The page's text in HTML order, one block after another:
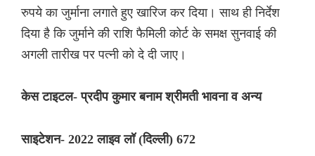
रुपये का जुर्माना लगाते हुए खारिज कर दिया। साथ ही निर्देश
दिया है कि जुर्माने की राशि फैमिली कोर्ट के समक्ष सुनवाई की
अगली तारीख पर पत्नी को दे दी जाए।
केस टाइटल- प्रदीप कुमार बनाम श्रीमती भावना व अन्य
साइटेशन- 2022 लाइव लॉ (दिल्ली) 672